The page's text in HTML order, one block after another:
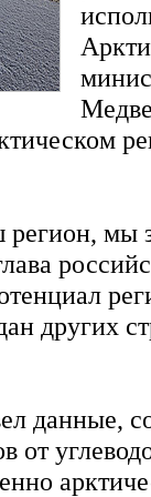
регион,
других
данные,
от